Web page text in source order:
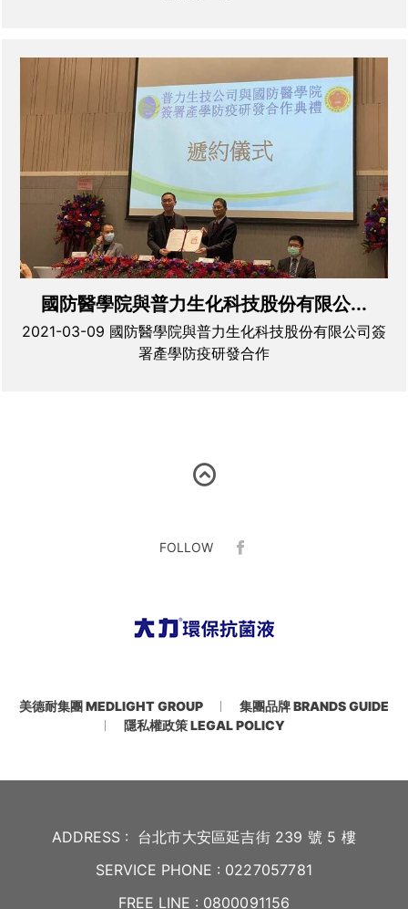
國防醫學院與普力生化科技股份有限公...
2021-03-09 國防醫學院與普力生化科技股份有限公司簽
署產學防疫研發合作
美德耐集團 MEDLIGHT GROUP
集團品牌 BRANDS GUIDE
隱私權政策 LEGAL POLICY
FOLLOW
ADDRESS : 台北市大安區延吉街 239 號 5 樓
SERVICE PHONE : 0227057781
FREE LINE : 0800091156